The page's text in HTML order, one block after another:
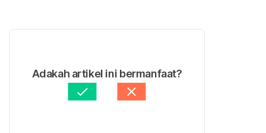
Adakah artikel ini bermanfaat?